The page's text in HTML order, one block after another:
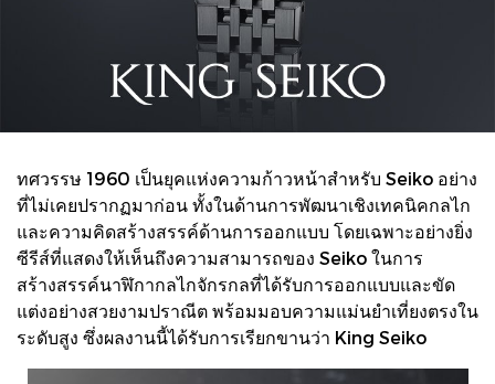
ทศวรรษ 1960 เป็นยุคแห่งความก้าวหน้าสำหรับ Seiko อย่าง
ที่ไม่เคยปรากฏมาก่อน ทั้งในด้านการพัฒนาเชิงเทคนิคกลไก
และความคิดสร้างสรรค์ด้านการออกแบบ โดยเฉพาะอย่างยิ่ง
ซีรีส์ที่แสดงให้เห็นถึงความสามารถของ Seiko ในการ
สร้างสรรค์นาฬิกากลไกจักรกลที่ได้รับการออกแบบและขัด
แต่งอย่างสวยงามปราณีต พร้อมมอบความแม่นยำเที่ยงตรงใน
ระดับสูง ซึ่งผลงานนี้ได้รับการเรียกขานว่า King Seiko